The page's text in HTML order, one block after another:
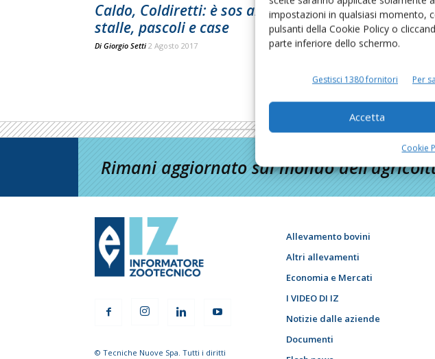
impostazioni in qualsiasi momento,
pulsanti della Cookie Policy o
parte inferiore dello schermo.
Gestisci 1380 fornitori Per
Accetta
Cookie
Caldo, Coldiretti: è sos animali in
stalle, pascoli e case
Di Giorgio Setti 2 Agosto 2017
Rimani aggiornato sul mondo
© Tecniche Nuove Spa. Tutti i diritti
Allevamento bovini
Altri allevamenti
Economia e Mercati
I VIDEO DI IZ
Notizie dalle aziende
Documenti